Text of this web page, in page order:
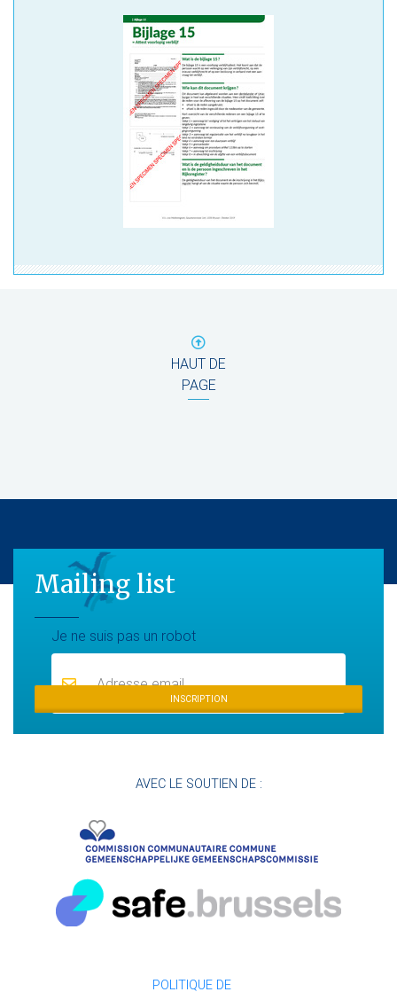
HAUT DE
PAGE
Mailing list
Je ne suis pas un robotMailing list
INSCRIPTION
AVEC LE SOUTIEN DE :
POLITIQUE DE